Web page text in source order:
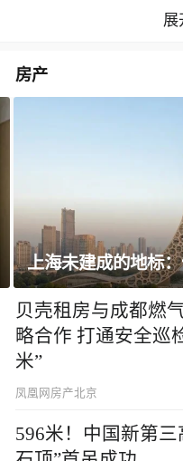
展
房产
飘
贝壳租房与成都燃
略合作 打通安全巡
米”
凤凰网房产北京
596米！中国新第三